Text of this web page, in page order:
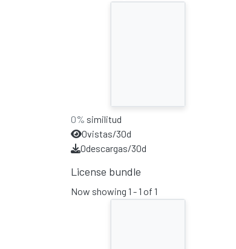
0% similitud
0vistas/30d
0descargas/30d
License bundle
Now showing 1 - 1 of 1